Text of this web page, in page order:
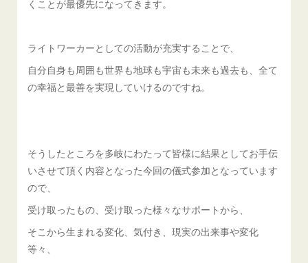
くことが最優先になってきます。
ライトワーカーとしての活動が充実することで、
自分自身も周囲も世界も地球も宇宙も未来も過去も、全て
の幸福と最善を実現していけるのですね。
そうしたところを多岐にわたって皆様に結果としてお手伝
いさせて頂く内容となった今回の儀式参加となっています
ので、
受け取ったもの、受け取った様々なサポートから、
そこから生まれる変化、気付き、現実の出来事や変化
等々、